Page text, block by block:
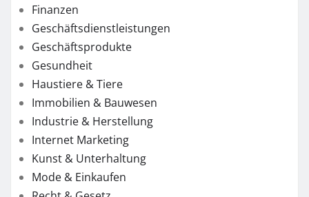
Finanzen
Geschäftsdienstleistungen
Geschäftsprodukte
Gesundheit
Haustiere & Tiere
Immobilien & Bauwesen
Industrie & Herstellung
Internet Marketing
Kunst & Unterhaltung
Mode & Einkaufen